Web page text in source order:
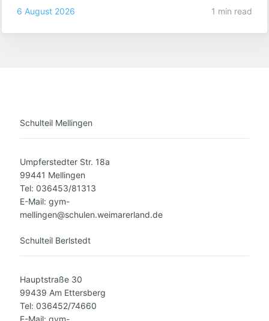
6 August 2026 1 min read
Schulteil Mellingen
Umpferstedter Str. 18a
99441 Mellingen
Tel: 036453/81313
E-Mail: gym-
mellingen@schulen.weimarerland.de
Schulteil Berlstedt
Hauptstraße 30
99439 Am Ettersberg
Tel: 036452/74660